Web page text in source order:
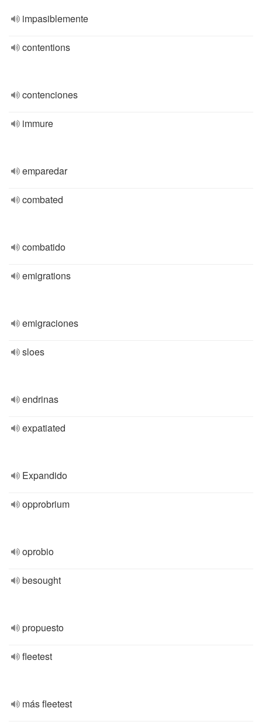
impasiblemente
contentions
contenciones
immure
emparedar
combated
combatido
emigrations
emigraciones
sloes
endrinas
expatiated
Expandido
opprobrium
oprobio
besought
propuesto
fleetest
más fleetest